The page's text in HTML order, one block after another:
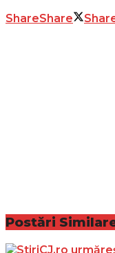
ShareShare
Postări